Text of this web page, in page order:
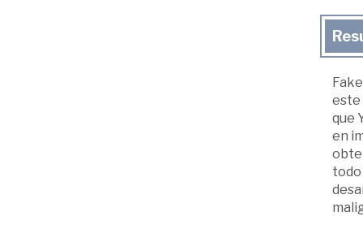
este
que
en
todo